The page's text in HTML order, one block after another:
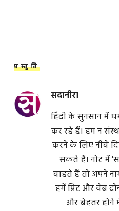
प्रस्तुति
सदानीरा
हिंदी के सुनसान में
कर रहे हैं। हम न
करने के लिए नीचे
सकते हैं। नोट में
चाहते हैं तो अपने
हमें प्रिंट और वेब
और बेहतर होने